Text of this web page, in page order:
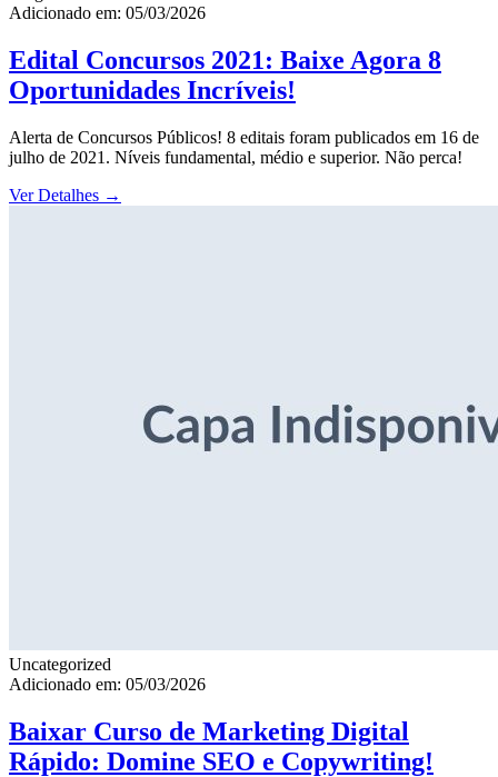
Adicionado em: 05/03/2026
Edital Concursos 2021: Baixe Agora 8
Oportunidades Incríveis!
Alerta de Concursos Públicos! 8 editais foram publicados em 16 de
julho de 2021. Níveis fundamental, médio e superior. Não perca!
Ver Detalhes →
Uncategorized
Adicionado em: 05/03/2026
Baixar Curso de Marketing Digital
Rápido: Domine SEO e Copywriting!